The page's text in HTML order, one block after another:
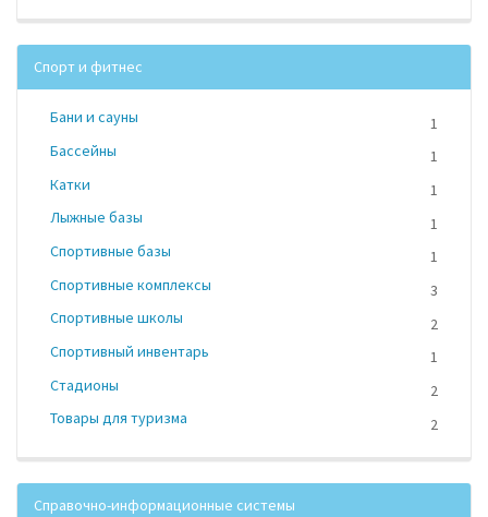
Спорт и фитнес
Бани и сауны
1
Бассейны
1
Катки
1
Лыжные базы
1
Спортивные базы
1
Спортивные комплексы
3
Спортивные школы
2
Спортивный инвентарь
1
Стадионы
2
Товары для туризма
2
Справочно-информационные системы